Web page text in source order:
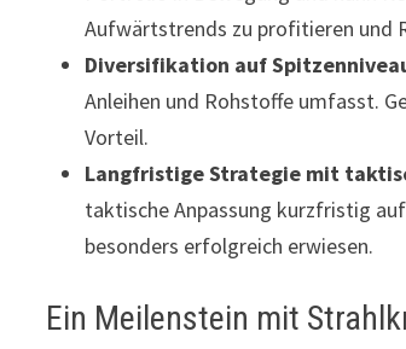
Aufwärtstrends zu profitieren und
Diversifikation auf
Anleihen und Rohstoffe umfasst.
Vorteil.
Langfristige Strategie mit
taktische Anpassung kurzfristig
besonders erfolgreich erwiesen.
Ein Meilenstein mit